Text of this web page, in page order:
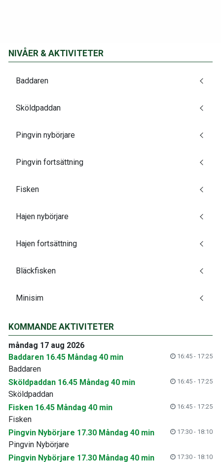
NIVÅER & AKTIVITETER
Baddaren
Sköldpaddan
Pingvin nybörjare
Pingvin fortsättning
Fisken
Hajen nybörjare
Hajen fortsättning
Bläckfisken
Minisim
KOMMANDE AKTIVITETER
måndag 17 aug 2026
Baddaren 16.45 Måndag 40 min
16:45 - 17:25
Baddaren
Sköldpaddan 16.45 Måndag 40 min
16:45 - 17:25
Sköldpaddan
Fisken 16.45 Måndag 40 min
16:45 - 17:25
Fisken
Pingvin Nybörjare 17.30 Måndag 40 min
17:30 - 18:10
Pingvin Nybörjare
Pingvin Nybörjare 17.30 Måndag 40 min
17:30 - 18:10